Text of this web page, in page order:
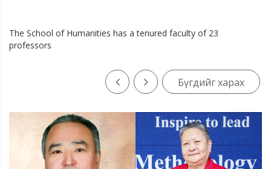
Академич-1
Хууль зүйн доктор -2
Хуульчдын холбооны захиргааны эрх зүйн дэд
хорооны гишүүн - 1
Монголын өмгөөлөгчдийн холбооны гишүүн – 3
байна
Тэнхимийн эрхэм зорилго:Оюутныг
чадваржуулъя, нийгэмшүүлье, багшийг хөгжүүлье
The School of Humanities has a tenured faculty of 23
professors
Бүгдийг харах